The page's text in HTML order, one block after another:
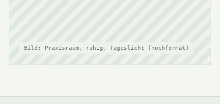
Bild: Praxisraum, ruhig, Tageslicht (hochformat)